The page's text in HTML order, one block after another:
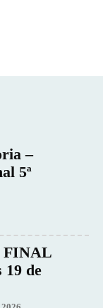
–
5ª
FINAL
19 de